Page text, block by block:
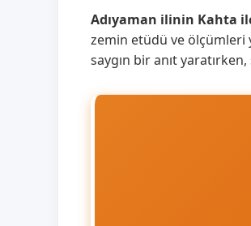
Adıyaman ilinin Kahta
zemin etüdü ve ölçümleri
saygın bir anıt